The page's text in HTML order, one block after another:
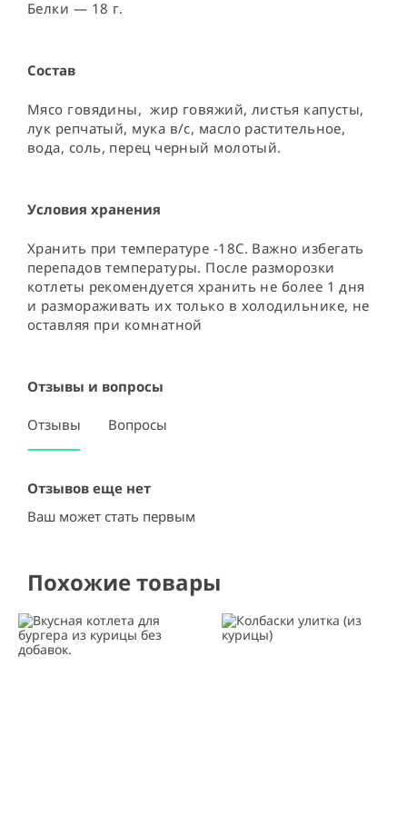
Белки — 18 г.
Состав
Мясо говядины,  жир говяжий, листья капусты,
лук репчатый, мука в/с, масло растительное,
вода, соль, перец черный молотый.
Условия хранения
Хранить при температуре -18С. Важно избегать
перепадов температуры. После разморозки
котлеты рекомендуется хранить не более 1 дня
и размораживать их только в холодильнике, не
оставляя при комнатной
Отзывы и вопросы
Отзывы Вопросы
Отзывов еще нет
Ваш может стать первым
Похожие товары